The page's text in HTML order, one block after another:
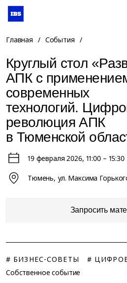
Главная / События /
Круглый стол
АПК с
современных
технологий.
революция АПК
в Тюменской
19 февраля 2026, 11:00 – 15:30
Тюмень, ул. Максима
Запросить
# БИЗНЕС-СОВЕТЫ
#
Собственное событие